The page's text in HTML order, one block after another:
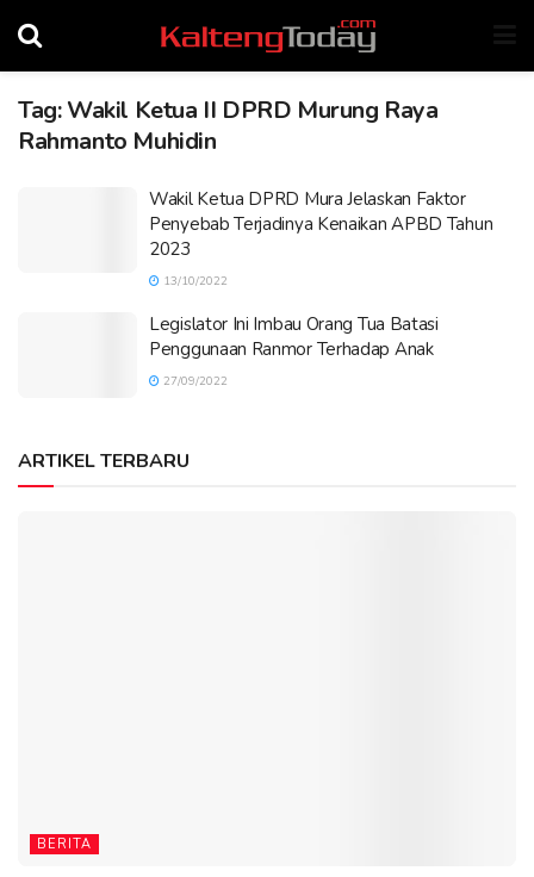
Tag:Wakil Ketua II DPRD Murung Raya
Rahmanto Muhidin
Wakil Ketua DPRD Mura Jelaskan Faktor
Penyebab Terjadinya Kenaikan APBD Tahun
2023
13/10/2022
Legislator Ini Imbau Orang Tua Batasi
Penggunaan Ranmor Terhadap Anak
27/09/2022
ARTIKEL TERBARU
BERITA